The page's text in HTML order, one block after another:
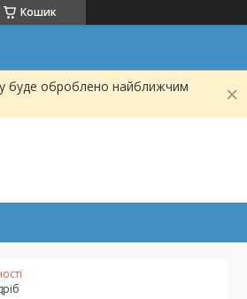
Кошик
буде оброблено найближчим